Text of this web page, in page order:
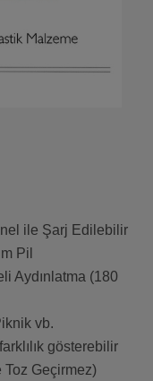
ile Şarj Edilebilir
Pil
Aydınlatma (180
vb.
gösterebilir
Toz Geçirmez)